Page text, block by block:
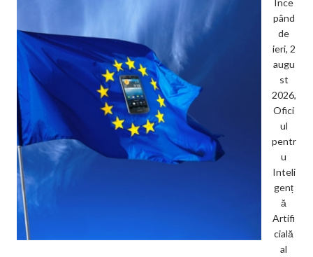
pând
de
ieri, 2
augu
st
2026,
Ofici
ul
pentr
u
Inteli
genț
ă
Artifi
cială
al